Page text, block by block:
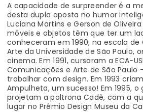
A capacidade de surpreender é a
desta dupla aposta no humor
Luciana Martins e Gerson de
móveis e objetos têm que ter um
conheceram em 1990, na escola
Arte da Universidade de São Paulo,
cinema. Em 1991, cursaram a ECA-
Comunicações e Arte de São Paulo
trabalhar com design. Em 1993
Ampulheta, um sucesso! Em 1995,
projetam a poltrona Cadê, com a
lugar no Prêmio Design Museu da